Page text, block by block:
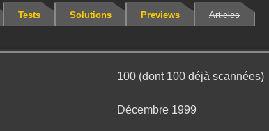
Tests Solutions Previews Articles
100 (dont 100 déjà scannées)
Décembre 1999